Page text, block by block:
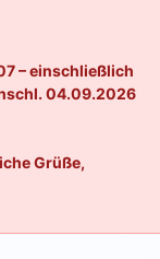
– einschließlich
04.09.2026
Grüße,